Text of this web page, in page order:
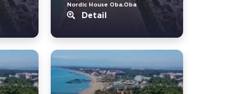
Nordic House Oba.Oba
Detail